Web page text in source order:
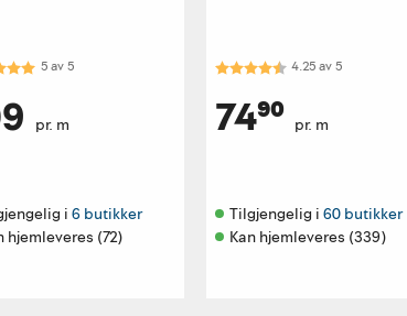
5.0 av 5 mulige
5av5
pr. m
i 6 butikker
hjemleveres (72)
Karakter:4.3 av 5 mulige
4.25av5
74⁹⁰ pr. m
Tilgjengelig i 60 butikker
Kan hjemleveres (339)